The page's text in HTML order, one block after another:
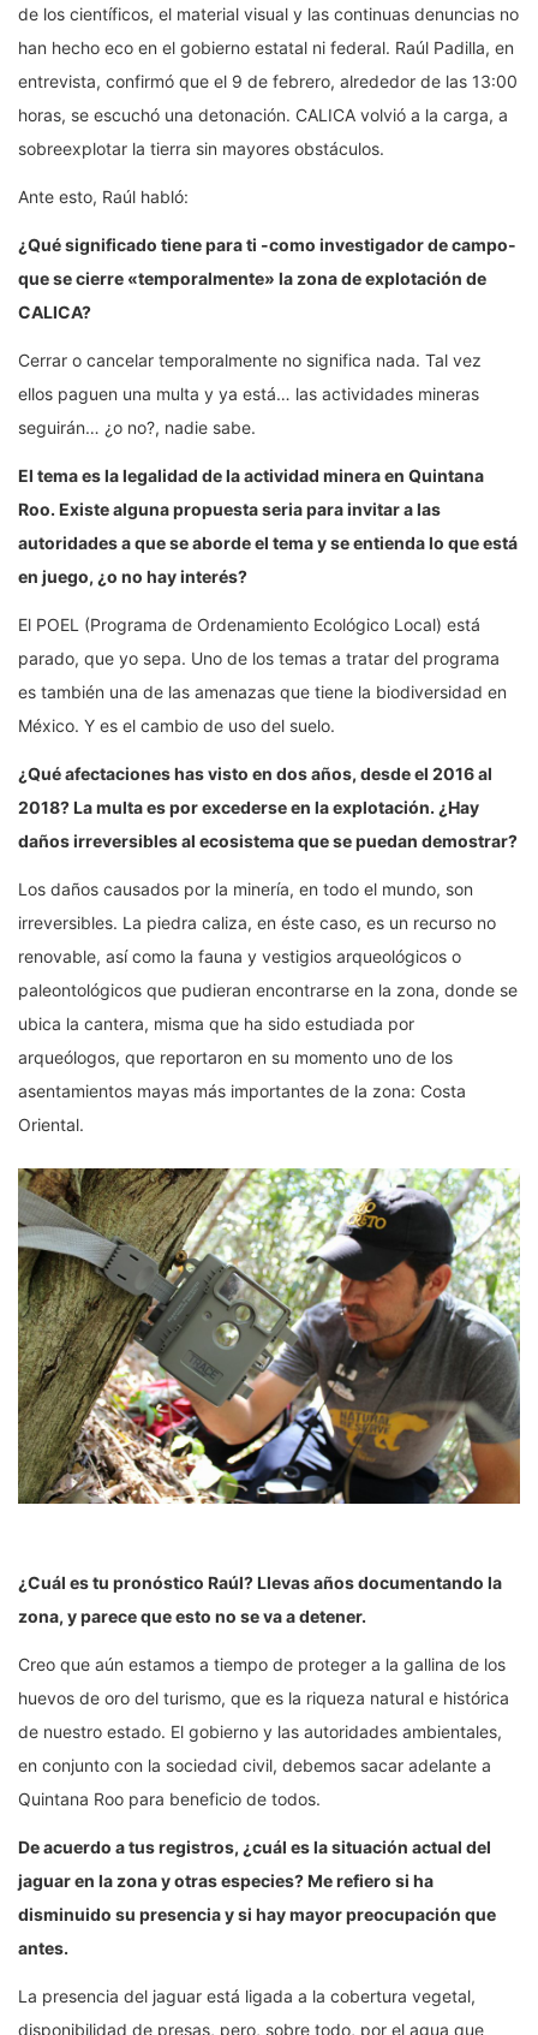
de los científicos, el material visual y las continuas denuncias no
han hecho eco en el gobierno estatal ni federal. Raúl Padilla, en
entrevista, confirmó que el 9 de febrero, alrededor de las 13:00
horas, se escuchó una detonación. CALICA volvió a la carga, a
sobreexplotar la tierra sin mayores obstáculos.
Ante esto, Raúl habló:
¿Qué significado tiene para ti -como investigador de campo-
que se cierre «temporalmente» la zona de explotación de
CALICA?
Cerrar o cancelar temporalmente no significa nada. Tal vez
ellos paguen una multa y ya está… las actividades mineras
seguirán… ¿o no?, nadie sabe.
El tema es la legalidad de la actividad minera en Quintana
Roo. Existe alguna propuesta seria para invitar a las
autoridades a que se aborde el tema y se entienda lo que está
en juego, ¿o no hay interés?
El POEL (Programa de Ordenamiento Ecológico Local) está
parado, que yo sepa. Uno de los temas a tratar del programa
es también una de las amenazas que tiene la biodiversidad en
México. Y es el cambio de uso del suelo.
¿Qué afectaciones has visto en dos años, desde el 2016 al
2018? La multa es por excederse en la explotación. ¿Hay
daños irreversibles al ecosistema que se puedan demostrar?
Los daños causados por la minería, en todo el mundo, son
irreversibles. La piedra caliza, en éste caso, es un recurso no
renovable, así como la fauna y vestigios arqueológicos o
paleontológicos que pudieran encontrarse en la zona, donde se
ubica la cantera, misma que ha sido estudiada por
arqueólogos, que reportaron en su momento uno de los
asentamientos mayas más importantes de la zona: Costa
Oriental.
¿Cuál es tu pronóstico Raúl? Llevas años documentando la
zona, y parece que esto no se va a detener.
Creo que aún estamos a tiempo de proteger a la gallina de los
huevos de oro del turismo, que es la riqueza natural e histórica
de nuestro estado. El gobierno y las autoridades ambientales,
en conjunto con la sociedad civil, debemos sacar adelante a
Quintana Roo para beneficio de todos.
De acuerdo a tus registros, ¿cuál es la situación actual del
jaguar en la zona y otras especies? Me refiero si ha
disminuido su presencia y si hay mayor preocupación que
antes.
La presencia del jaguar está ligada a la cobertura vegetal,
disponibilidad de presas, pero, sobre todo, por el agua que